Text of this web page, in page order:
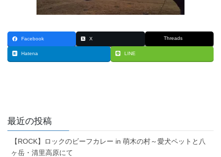
Facebook X Threads
Hatena LINE
最近の投稿
【ROCK】ロックのビーフカレー in 萌木の村～愛犬ペットと八
ヶ岳・清里高原にて